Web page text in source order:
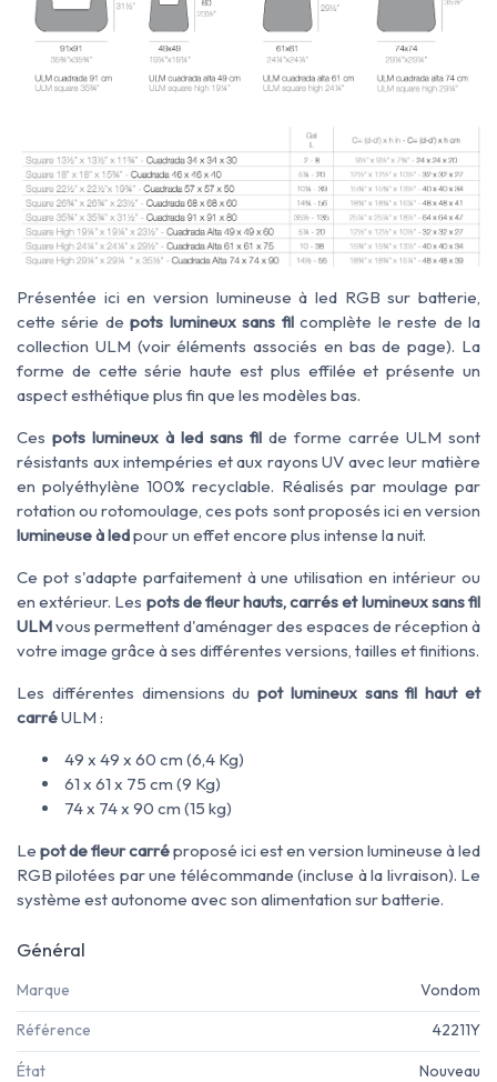
Présentée ici en version lumineuse à led RGB sur batterie,
cette série depots lumineux sans filcomplète le reste de la
collection ULM (voir éléments associés en bas de page). La
forme de cette série haute est plus effilée et présente un
aspect esthétique plus fin que les modèles bas.
Ces pots lumineux à led sans fil de forme carrée ULM sont
résistants aux intempéries etaux rayons UV avec leur matière
en polyéthylène 100% recyclable. Réalisés par moulage par
rotation ou rotomoulage, ces pots sont proposés ici en version
lumineuse à ledpour un effet encore plus intense la nuit.
Ce pot s'adapte parfaitement à une utilisation enintérieur ou
en extérieur. Les pots de fleur hauts, carrés et lumineux sans fil
ULMvous permettent d'aménagerdes espaces de réception à
votre image grâce à ses différentes versions, tailles et finitions.
Les différentes dimensions dupot lumineux sans fil haut et
carréULM :
49 x 49 x 60 cm (6,4 Kg)
61 x 61 x 75 cm (9 Kg)
74 x 74 x 90 cm (15 kg)
Le pot de fleur carréproposé ici est en version lumineuse à led
RGB pilotées par une télécommande (incluse à la livraison). Le
système est autonome avec son alimentation sur batterie.
Général
Marque Vondom
Référence 42211Y
État Nouveau